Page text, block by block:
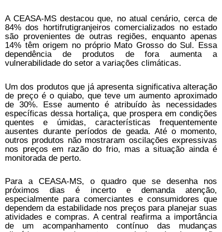
A CEASA-MS destacou que, no atual cenário, cerca de
84% dos hortifrutigranjeiros comercializados no estado
são provenientes de outras regiões, enquanto apenas
14% têm origem no próprio Mato Grosso do Sul. Essa
dependência de produtos de fora aumenta a
vulnerabilidade do setor a variações climáticas.
Um dos produtos que já apresenta significativa alteração
de preço é o quiabo, que teve um aumento aproximado
de 30%. Esse aumento é atribuído às necessidades
específicas dessa hortaliça, que prospera em condições
quentes e úmidas, características frequentemente
ausentes durante períodos de geada. Até o momento,
outros produtos não mostraram oscilações expressivas
nos preços em razão do frio, mas a situação ainda é
monitorada de perto.
Para a CEASA-MS, o quadro que se desenha nos
próximos dias é incerto e demanda atenção,
especialmente para comerciantes e consumidores que
dependem da estabilidade nos preços para planejar suas
atividades e compras. A central reafirma a importância
de um acompanhamento contínuo das mudanças